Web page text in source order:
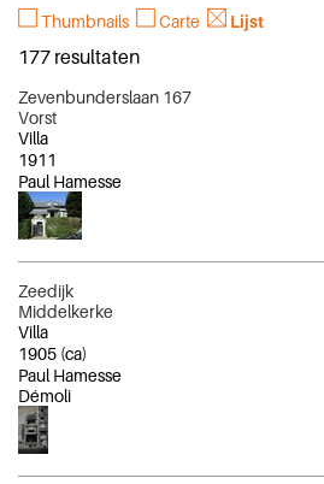
Thumbnails Carte Lijst
177 resultaten
Zevenbunderslaan 167
Vorst
Villa
1911
Paul Hamesse
Zeedijk
Middelkerke
Villa
1905 (ca)
Paul Hamesse
Démoli